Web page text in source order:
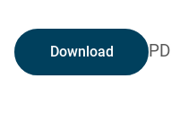
Download